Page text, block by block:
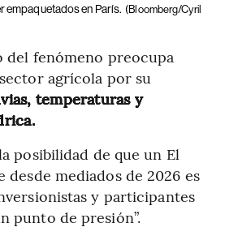
empaquetados en París. (Bloomberg/Cyril
del fenómeno preocupa
agrícola por su
temperaturas y
posibilidad de que un El
desde mediados de 2026 es
y participantes
punto de presión”.